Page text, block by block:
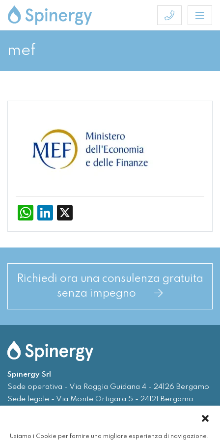
Usiamo i Cookie per fornire una migliore esperienza di navigazione.
mef
WhatsApp
LinkedIn
Richiedi ora una consulenza gratuita
senza impegno
Spinergy Srl
Sede operativa - Via Roggia Guidana 4 - 24126 Bergamo
Sede legale - Via Monte Ortigara 5 - 24121 Bergamo